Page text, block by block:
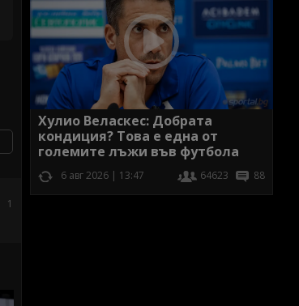
1
Хулио Веласкес: Добрата
кондиция? Това е една от
големите лъжи във футбола
6 авг 2026 | 13:47 64623 88